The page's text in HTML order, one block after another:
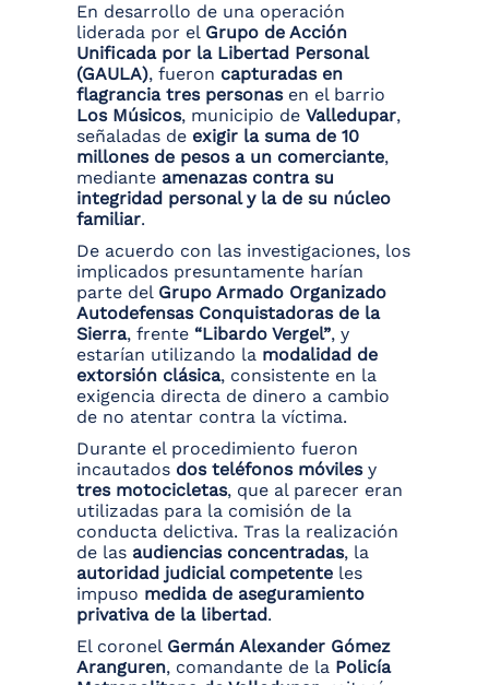
En desarrollo de una operación
liderada por el Grupo de Acción
Unificada por la Libertad Personal
(GAULA), fueron capturadas en
flagrancia tres personasen el barrio
Los Músicos, municipio de Valledupar,
señaladas de exigir la suma de 10
millones de pesos a un comerciante,
mediante amenazas contra su
integridad personal y la de su núcleo
familiar.
De acuerdo con las investigaciones, los
implicados presuntamente harían
parte del Grupo Armado Organizado
Autodefensas Conquistadoras de la
Sierra, frente “Libardo Vergel”, y
estarían utilizando la modalidad de
extorsión clásica, consistente en la
exigencia directa de dinero a cambio
de no atentar contra la víctima.
Durante el procedimiento fueron
incautados dos teléfonos móvilesy
tres motocicletas, que al parecer eran
utilizadas para la comisión de la
conducta delictiva. Tras la realización
de las audiencias concentradas, la
autoridad judicial competente les
impuso medida de aseguramiento
privativa de la libertad.
El coronel Germán Alexander Gómez
Aranguren, comandante de la Policía